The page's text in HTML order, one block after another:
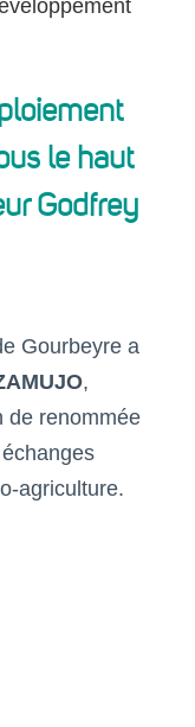
le haut
Godfrey
Gourbeyre a
,
de renommée
agriculture.